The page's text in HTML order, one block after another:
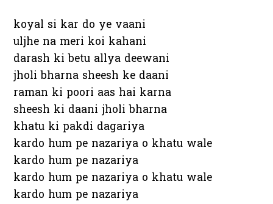
koyal si kar do ye vaani
uljhe na meri koi kahani
darash ki betu allya deewani
jholi bharna sheesh ke daani
raman ki poori aas hai karna
sheesh ki daani jholi bharna
khatu ki pakdi dagariya
kardo hum pe nazariya o khatu wale
kardo hum pe nazariya
kardo hum pe nazariya o khatu wale
kardo hum pe nazariya